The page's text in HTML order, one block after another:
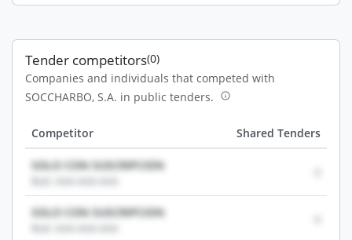
Tender competitors(0)
Companies and individuals that competed with
SOCCHARBO, S.A. in public tenders.
Competitor Shared Tenders
SOLO CON SUSCRIPCION
SOLO CON SUSCRIPCION